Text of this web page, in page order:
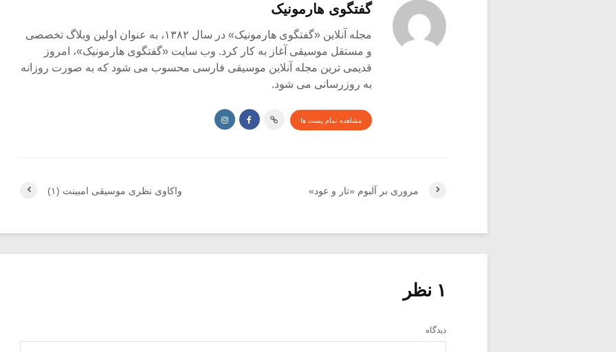
گفتگوی هارمونیک
مجله آنلاین «گفتگوی هارمونیک» در سال ۱۳۸۲، به عنوان اولین وبلاگ تخصصی
و مستقل موسیقی آغاز به کار کرد. وب سایت «گفتگوی هارمونیک»، امروز
قدیمی ترین مجله آنلاین موسیقی فارسی محسوب می شود که به صورت روزانه
به روزرسانی می شود.
مشاهده تمام پست ها
واکاوی نظری موسیقی امبینت (۱) مروری بر آلبوم «تار و عود»
۱ نظر
دیدگاه